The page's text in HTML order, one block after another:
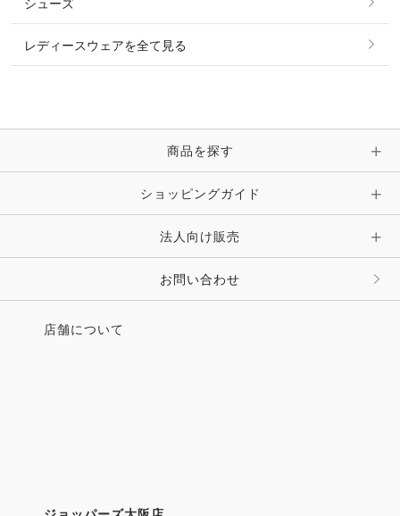
マフラー・スカーフ・ストール・スヌード
時計・財布・キーケース・革小物
キーホルダー・チャーム・ストラップ
その他 ファッション雑貨
ピアス・イヤリング
ピン・ブローチ・コサージュ
その他 アクセサリー
シューズ
レディースウェアを全て見る
商品を探す
ショッピングガイド
法人向け販売
お問い合わせ
店舗について